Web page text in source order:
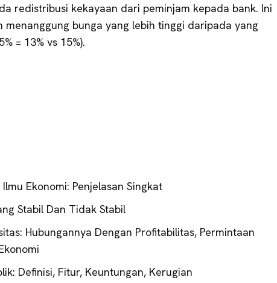
redistribusi kekayaan dari peminjam kepada bank. Ini
menanggung bunga yang lebih tinggi daripada yang
= 13% vs 15%).
Ekonomi: Penjelasan Singkat
Stabil Dan Tidak Stabil
Hubungannya Dengan Profitabilitas, Permintaan
Definisi, Fitur, Keuntungan, Kerugian